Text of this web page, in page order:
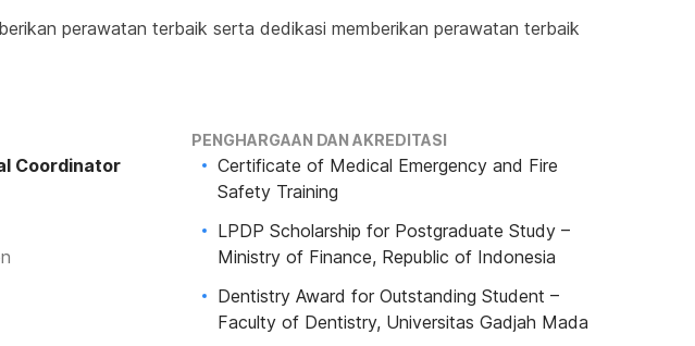
perawatan terbaik serta dedikasi memberikan perawatan terbaik
Coordinator
PENGHARGAAN DAN AKREDITASI
Certificate of Medical Emergency and Fire
Safety Training
LPDP Scholarship for Postgraduate Study –
Ministry of Finance, Republic of Indonesia
Dentistry Award for Outstanding Student –
Faculty of Dentistry, Universitas Gadjah Mada